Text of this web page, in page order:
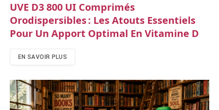
UVE D3 800 UI Comprimés
Orodispersibles : Les Atouts Essentiels
Pour Un Apport Optimal En Vitamine D
EN SAVOIR PLUS